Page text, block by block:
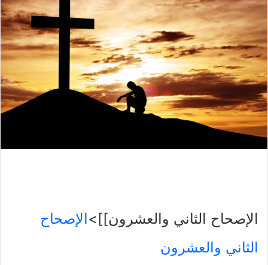
الإصحاح الثاني والعشرون]]>الإصحاح
الثاني والعشرون